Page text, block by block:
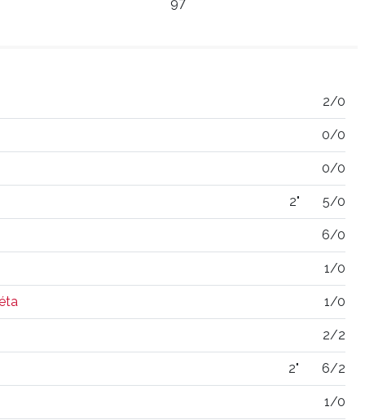
2/0
0/0
0/0
2" 5/0
6/0
1/0
1/0
2/2
2" 6/2
1/0